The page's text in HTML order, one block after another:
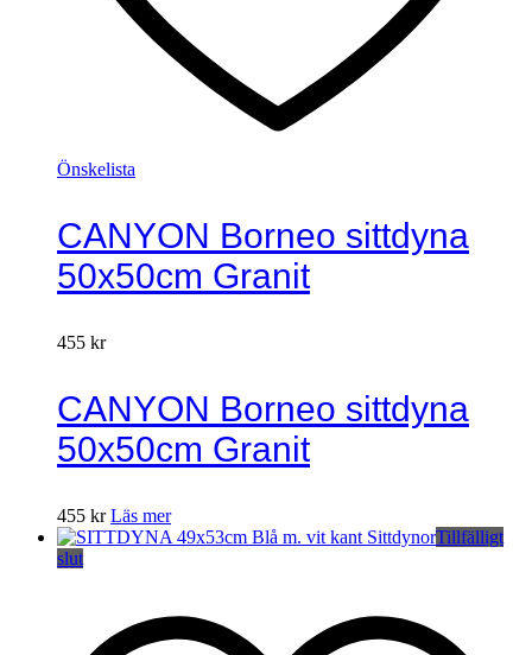
Önskelista
CANYON Borneo sittdyna
50x50cm Granit
455 kr
CANYON Borneo sittdyna
50x50cm Granit
455 kr Läs mer
Tillfälligt
slut